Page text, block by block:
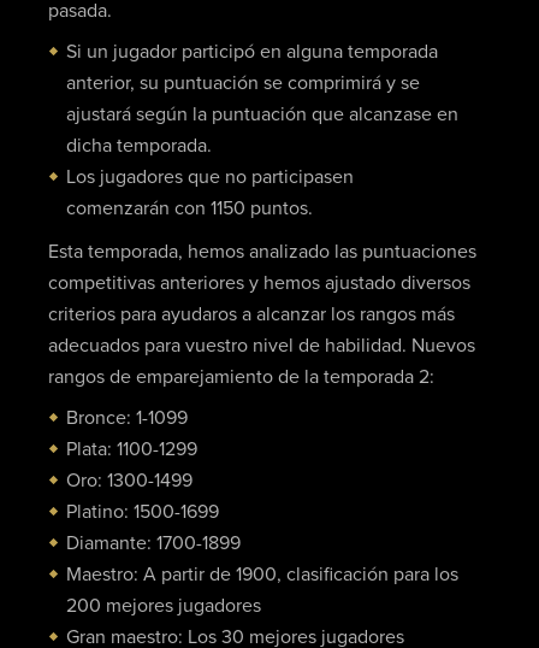
pasada.
Si un jugador participó en alguna temporada
anterior, su puntuación se comprimirá y se
ajustará según la puntuación que alcanzase en
dicha temporada.
Los jugadores que no participasen
comenzarán con 1150 puntos.
Esta temporada, hemos analizado las puntuaciones
competitivas anteriores y hemos ajustado diversos
criterios para ayudaros a alcanzar los rangos más
adecuados para vuestro nivel de habilidad. Nuevos
rangos de emparejamiento de la temporada 2:
Bronce: 1-1099
Plata: 1100-1299
Oro: 1300-1499
Platino: 1500-1699
Diamante: 1700-1899
Maestro: A partir de 1900, clasificación para los
200 mejores jugadores
Gran maestro: Los 30 mejores jugadores